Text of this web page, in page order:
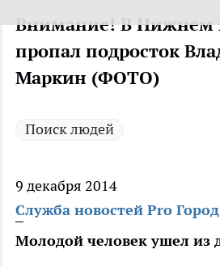
Внимание! В Нижнем
пропал подросток
Маркин (ФОТО)
Поиск людей
9 декабря 2014
Служба новостей Pro
Молодой человек ушел из